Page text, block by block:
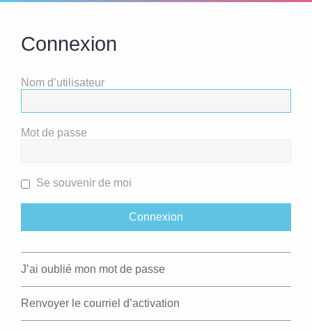
Connexion
Nom d’utilisateur
Mot de passe
Se souvenir de moi
J’ai oublié mon mot de passe
Renvoyer le courriel d’activation